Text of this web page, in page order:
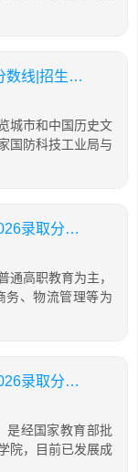
【桂林电子科技大学单招】2026录取分数线|招生专业录取计划查询
城市和中国历史文
国防科技工业局与
【贵州电子商务职业技术学院单招】2026录取分数线|招生专业录取计划查询
通高职教育为主，
务、物流管理等为
【贵州电子信息职业技术学院单招】2026录取分数线|招生专业录取计划查询
是经国家教育部批
院，目前已发展成